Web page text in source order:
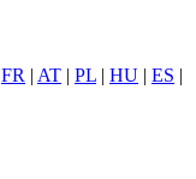
FR | AT | PL | HU | ES |